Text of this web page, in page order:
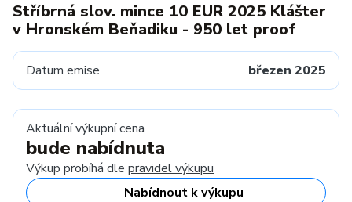
Stříbrná slov. mince 10 EUR 2025 Klášter
v Hronském Beňadiku - 950 let proof
Datum emise březen 2025
Aktuální výkupní cena
bude nabídnuta
Výkup probíhá dle pravidel výkupu
Nabídnout k výkupu